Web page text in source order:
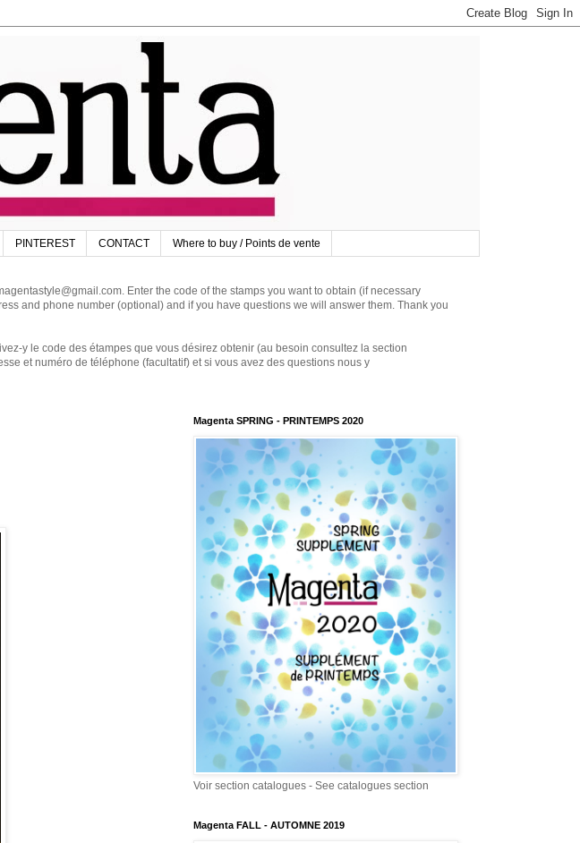
PINTEREST CONTACT Where to buy / Points de vente
Enter the code of the stamps you want to obtain (if necessary
and phone number (optional) and if you have questions we will answer them. Thank you
y le code des étampes que vous désirez obtenir (au besoin consultez la section
et numéro de téléphone (facultatif) et si vous avez des questions nous y
Magenta SPRING - PRINTEMPS 2020
Voir section catalogues - See catalogues section
Magenta FALL - AUTOMNE 2019